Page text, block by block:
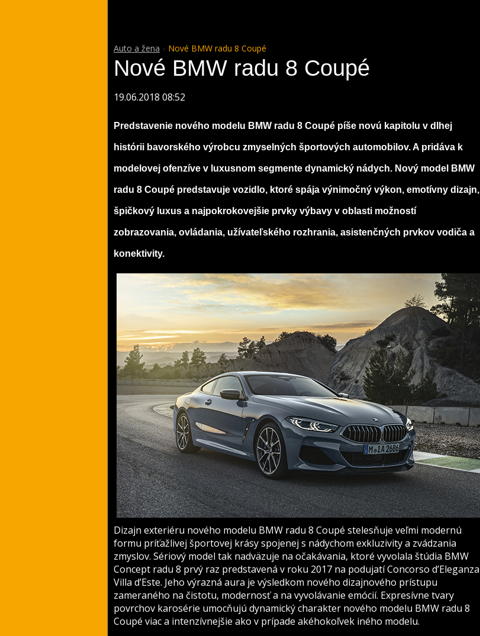
Auto a žena Nové BMW radu 8 Coupé
Nové BMW radu 8 Coupé
19.06.2018 08:52
Predstavenie nového modelu BMW radu 8 Coupé píše novú kapitolu v dlhej
histórii bavorského výrobcu zmyselných športových automobilov. A pridáva k
modelovej ofenzíve v luxusnom segmente dynamický nádych. Nový model BMW
radu 8 Coupé predstavuje vozidlo, ktoré spája výnimočný výkon, emotívny dizajn,
špičkový luxus a najpokrokovejšie prvky výbavy v oblasti možností
zobrazovania, ovládania, užívateľského rozhrania, asistenčných prvkov vodiča a
konektivity.
Dizajn exteriéru nového modelu BMW radu 8 Coupé stelesňuje veľmi modernú
formu príťažlivej športovej krásy spojenej s nádychom exkluzivity a zvádzania
zmyslov. Sériový model tak nadväzuje na očakávania, ktoré vyvolala štúdia BMW
Concept radu 8 prvý raz predstavená v roku 2017 na podujatí Concorso d’Eleganza
Villa d’Este. Jeho výrazná aura je výsledkom nového dizajnového prístupu
zameraného na čistotu, modernosť a na vyvolávanie emócií. Expresívne tvary
povrchov karosérie umocňujú dynamický charakter nového modelu BMW radu 8
Coupé viac a intenzívnejšie ako v prípade akéhokoľvek iného modelu.